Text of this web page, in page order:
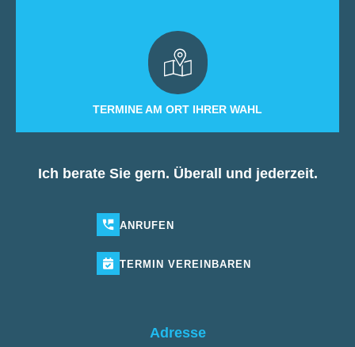
TERMINE AM ORT IHRER WAHL
Ich berate Sie gern. Überall und jederzeit.
ANRUFEN
TERMIN VEREINBAREN
Adresse